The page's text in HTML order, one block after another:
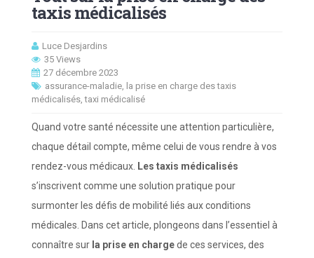
taxis médicalisés
Luce Desjardins
35 Views
27 décembre 2023
assurance-maladie, la prise en charge des taxis
médicalisés,taxi médicalisé
Quand votre santé nécessite une attention particulière,
chaque détail compte, même celui de vous rendre à vos
rendez-vous médicaux. Les taxis médicalisés
s’inscrivent comme une solution pratique pour
surmonter les défis de mobilité liés aux conditions
médicales. Dans cet article, plongeons dans l’essentiel à
connaître sur la prise en chargede ces services, des